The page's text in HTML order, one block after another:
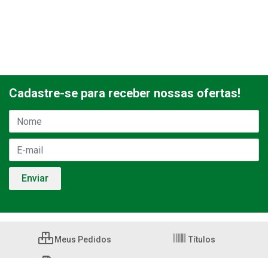
Cadastre-se para receber nossas ofertas!
Meus Pedidos Títulos